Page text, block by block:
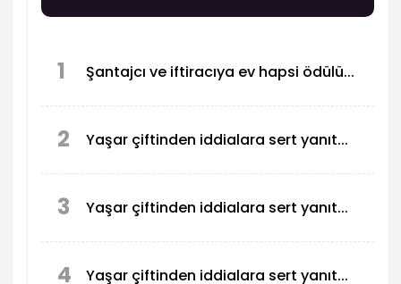
1 Şantajcı ve iftiracıya ev hapsi ödülü...
2 Yaşar çiftinden iddialara sert yanıt...
3 Yaşar çiftinden iddialara sert yanıt...
4 Yaşar çiftinden iddialara sert yanıt...